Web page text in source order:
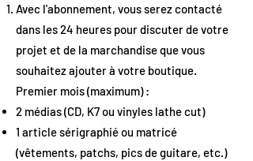
Avec l'abonnement, vous serez contacté
dans les 24 heures pour discuter de votre
projet et de la marchandise que vous
souhaitez ajouter à votre boutique.
Premier mois (maximum) :
2 médias (CD, K7 ou vinyles lathe cut)
1 article sérigraphié ou matricé
(vêtements, patchs, pics de guitare, etc.)